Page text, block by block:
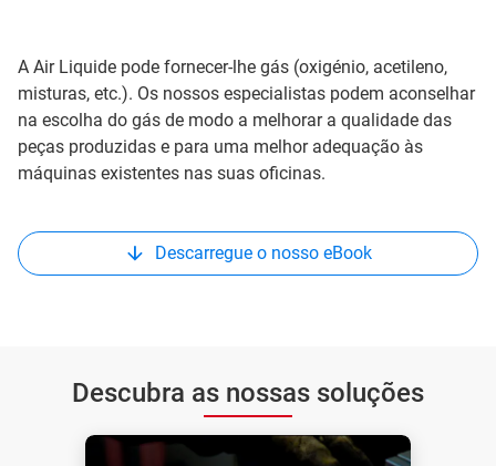
A Air Liquide pode fornecer-lhe gás (oxigénio, acetileno,
misturas, etc.). Os nossos especialistas podem aconselhar
na escolha do gás de modo a melhorar a qualidade das
peças produzidas e para uma melhor adequação às
máquinas existentes nas suas oficinas.
Descarregue o nosso eBook
Descubra as nossas soluções